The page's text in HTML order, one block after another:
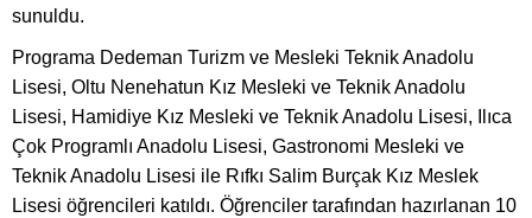
sunuldu.
Programa Dedeman Turizm ve Mesleki Teknik Anadolu
Lisesi, Oltu Nenehatun Kız Mesleki ve Teknik Anadolu
Lisesi, Hamidiye Kız Mesleki ve Teknik Anadolu Lisesi, Ilıca
Çok Programlı Anadolu Lisesi, Gastronomi Mesleki ve
Teknik Anadolu Lisesi ile Rıfkı Salim Burçak Kız Meslek
Lisesi öğrencileri katıldı. Öğrenciler tarafından hazırlanan 10